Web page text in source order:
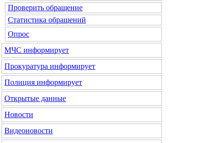
Проверить обращение
Статистика обращений
Опрос
МЧС информирует
Прокуратура информирует
Полиция информирует
Открытые данные
Новости
Видеоновости